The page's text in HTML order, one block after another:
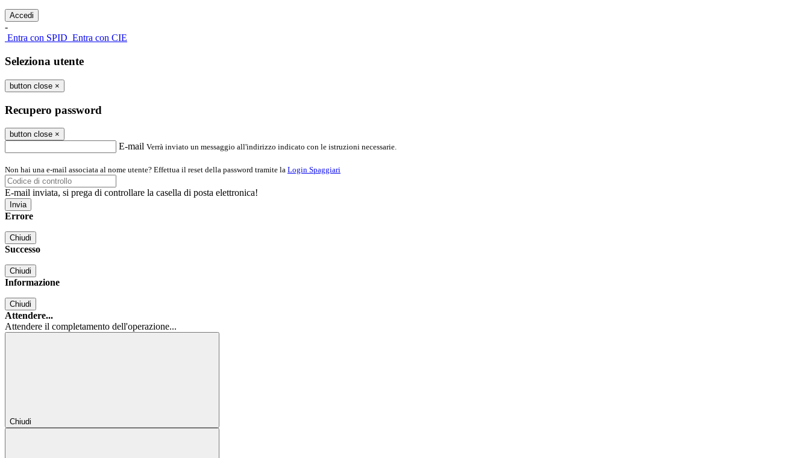
-
Entra con SPID Entra con CIE
Seleziona utente
button close ×
Recupero password
button close ×
E-mail Verrà inviato un messaggio all'indirizzo indicato con le istruzioni necessarie.
Non hai una e-mail associata al nome utente? Effettua il reset della password tramite la Login Spaggiari
E-mail inviata, si prega di controllare la casella di posta elettronica!
Errore
Chiudi
Successo
Chiudi
Informazione
Chiudi
Attendere...
Attendere il completamento dell'operazione...
Chiudi